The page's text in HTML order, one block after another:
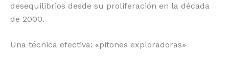
desequilibrios desde su proliferación en la década
de 2000.
Una técnica efectiva: «pitones exploradoras»